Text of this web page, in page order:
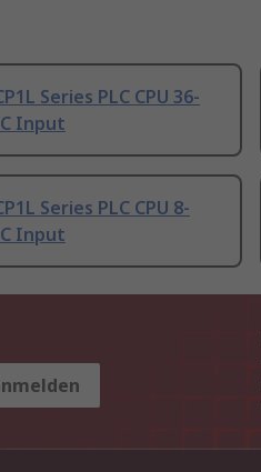
Series PLC CPU 36-
Input
Series PLC CPU 8-
Input